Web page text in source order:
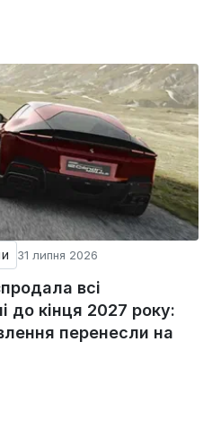
31 липня 2026
всі
до кінця 2027 року:
перенесли на